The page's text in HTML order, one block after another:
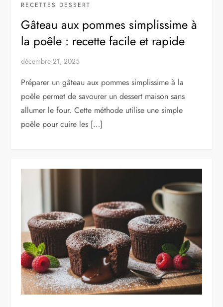
RECETTES DESSERT
Gâteau aux pommes simplissime à
la poêle : recette facile et rapide
décembre 21, 2025
Préparer un gâteau aux pommes simplissime à la
poêle permet de savourer un dessert maison sans
allumer le four. Cette méthode utilise une simple
poêle pour cuire les […]